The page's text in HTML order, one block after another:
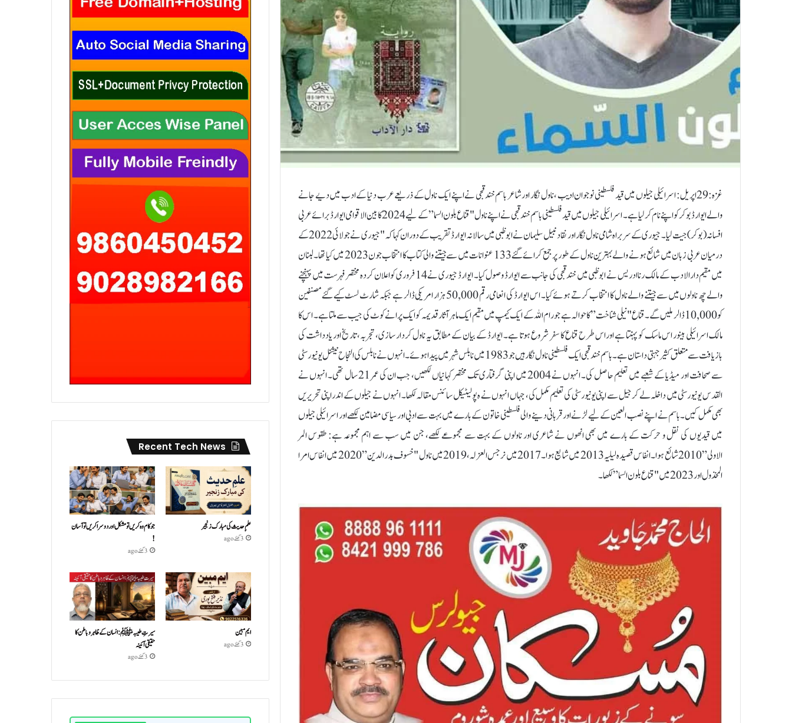
غزہ:29اپریل: اسرائیلی جیلوں میں قید فلسطینی نوجوان ادیب ، ناول نگار اور شاعر باسم خندقجی نے اپنے ایک ناول کے ذریعے عرب دنیا کے ادب میں دیے جانے
والے ایوارڈ بوکر کو اپنے نام کرلیا ہے۔ اسرائیلی جیلوں میں قید فلسطینی باسم خندقجی نے اپنے ناول "قناع بلون السما ” کے لیے 2024 کا بین الاقوامی ایوارڈ برائے عربی
افسانہ (بوکر) جیت لیا۔ جیوری کے سربراہ شامی ناول نگار اور نقاد نبیل سلیمان نے ابوظبی میں سالانہ ایوارڈ تقریب کے دوران کہا کہ "جیوری نے جولائی 2022 کے
درمیان عربی زبان میں شائع ہونے والے بہترین ناول کے طور پر جمع کرائے گئے 133 عنوانات میں سے جیتنے والی کتاب کا انتخاب جون2023 میں کیا تھا۔ لبنان
میں مقیم دارالادب کے مالک رنا ادریس نے ابوظبی میں خندقجی کی جانب سے ایوارڈ وصول کیا۔ ایوارڈ جیوری نے 14 فروری کو اعلان کردہ مختصر فہرست میں پہنچنے
والے چھ ناولوں میں سے جیتنے والے ناول کا انتخاب کرتے ہوئے کیا۔ اس ایوارڈ کی انعامی رقم 50,000 ہزار امریکی ڈالر ہے جبکہ شارٹ لسٹ کیے گئے مصنفین
کو 10,000 ڈالر ملیں گے۔ قناع "نیلی شناخت” کا حوالہ ہے جو رام اللہ کے ایک کیمپ میں مقیم ایک ماہر آثار قدیمہ کوایک پرانے کوٹ کی جیب سے ملتا ہے۔ اس کا
مالک اسرائیلی ہینور اس ماسک کو پہنتا ہے اوراس طرح قناع کا سفر شروع ہوتا ہے۔ ایوارڈ کے بیان کے مطابق یہ ناول کردار سازی، تجربہ، تاریخ اور یادداشت کی
بازیافت سے متعلق کثیر جہتی داستان ہے۔ باسم خندقجی ایک فلسطینی ناول نگار ہیں جو 1983 میں نابلس شہر میں پیدا ہوئے۔ انہوں نے نابلس کی النجاح نیشنل یونیورسٹی
سے صحافت اور میڈیا کے شعبے میں تعلیم حاصل کی۔ انہوں نے 2004 میں اپنی گرفتاری تک مختصر کہانیاں لکھیں، جب ان کی عمر 21 سال تھی۔ انہوں نے
القدس یونیورسٹی میں داخلہ لے کر جیل سے اپنی یونیورسٹی کی تعلیم مکمل کی، جہاں انہوں نے ہ پولیٹیکل سائنس مقالہ لکھا۔ انہوں نے جیلوں کے اندر اپنی تحریریں
بھی مکمل کیں۔باسم نے اپنے نصب العین کے لیے لڑنے اور قربانی دینے والی فلسطینی خاتون کے بارے میں بہت سے ادبی اور سیاسی مضامین لکھے اور اسرائیلی جیلوں
میں قیدیوں کی نقل و حرکت کے بارے میں بھی انھوں نے شاعری اور ناولوں کے بہت سے مجموعے لکھے، جن میں سب سے اہم مجموعہ ہے: طقوس المر
الاولی” 2010 شائع ہوا۔انفاس قصیدہ لیلیہ 2013 میں شایع ہوا۔2017 میں نرجس العزلہ،2019 میں ناول "خسوف بدرالدین ” 2020 میں انفاس امرا
المخذول اور 2023 میں "قناع بلون السما”لکھا۔
Recent Tech News
علمِ حدیث کی مبارک زنجیر
3 گھنٹے ago
جو کام وہ کریں تو مشکل اور دوسرا کریں تو آسان
!
3 گھنٹے ago
ایم مبین
3 گھنٹے ago
سیرتِ طیبہﷺ: انسان کے ظاہر و باطن کا
حقیقی آئینہ
3 گھنٹے ago